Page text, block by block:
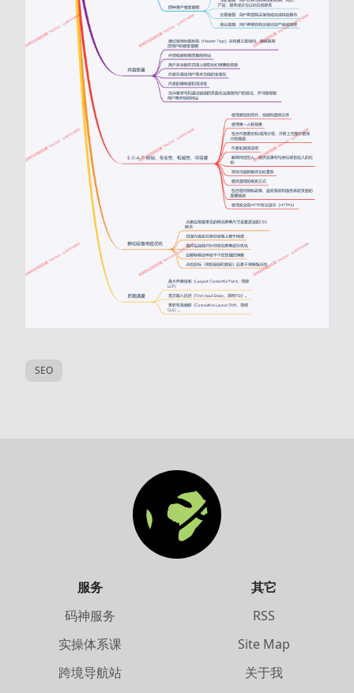
SEO
服务
码神服务
实操体系课
跨境导航站
其它
RSS
Site Map
关于我